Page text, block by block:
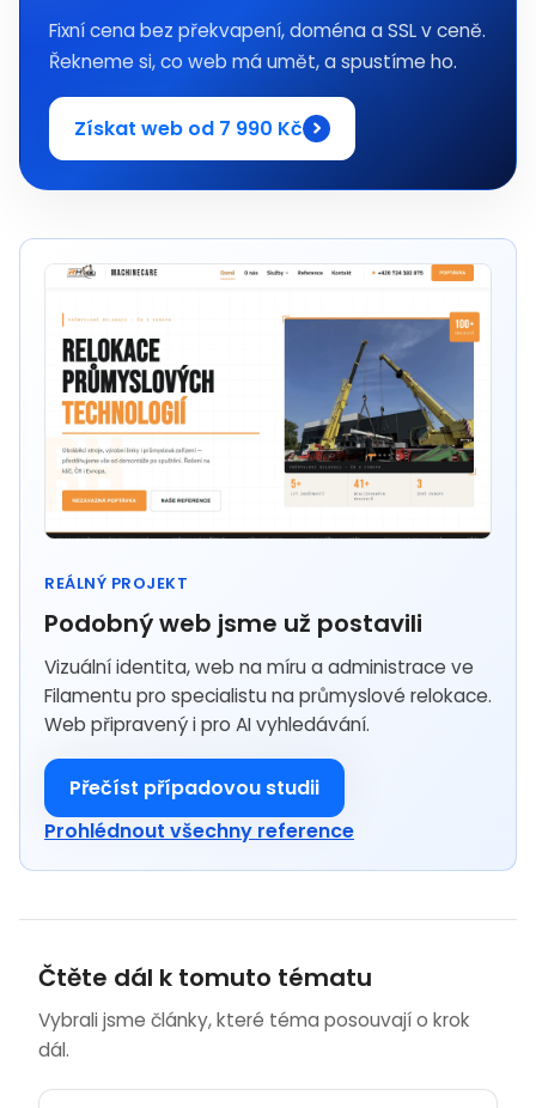
Fixní cena bez překvapení, doména a SSL v ceně.
Řekneme si, co web má umět, a spustíme ho.
Získat web od 7 990 Kč
REÁLNÝ PROJEKT
Podobný web jsme už postavili
Vizuální identita, web na míru a administrace ve
Filamentu pro specialistu na průmyslové relokace.
Web připravený i pro AI vyhledávání.
Přečíst případovou studii
Prohlédnout všechny reference
Čtěte dál k tomuto tématu
Vybrali jsme články, které téma posouvají o krok
dál.